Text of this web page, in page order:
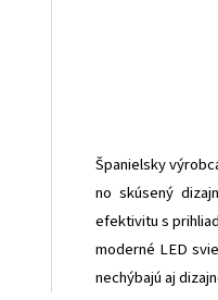
Španielsky
no skúsený
efektivitu s
moderné LED
nechýbajú aj